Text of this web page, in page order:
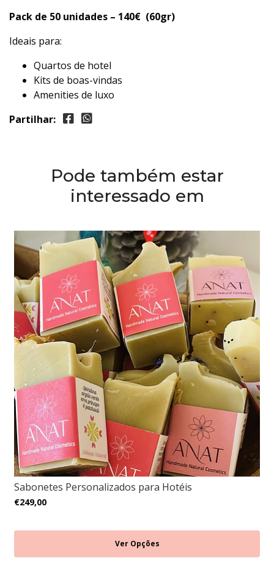
Pack de 50 unidades – 140€ (60gr)
Ideais para:
Quartos de hotel
Kits de boas-vindas
Amenities de luxo
Partilhar:
Pode também estar
interessado em
Sabonetes Personalizados para Hotéis
€249,00
Ver Opções